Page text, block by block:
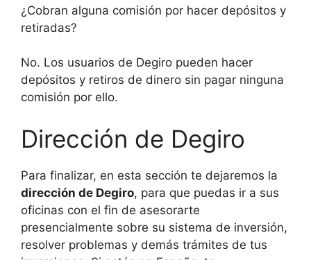
¿Cobran alguna comisión por hacer depósitos y
retiradas?
No. Los usuarios de Degiro pueden hacer
depósitos y retiros de dinero sin pagar ninguna
comisión por ello.
Dirección de Degiro
Para finalizar, en esta sección te dejaremos la
dirección de Degiro, para que puedas ir a sus
oficinas con el fin de asesorarte
presencialmente sobre su sistema de inversión,
resolver problemas y demás trámites de tus